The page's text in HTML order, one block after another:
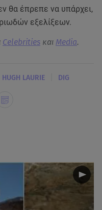
θα έπρεπε να υπάρχει,
εξελίξεων.
Celebrities και Media.
HUGH LAURIE DIG